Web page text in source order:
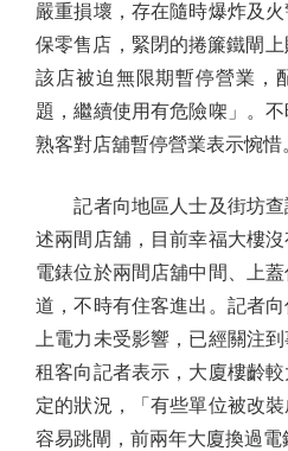
嚴重損壞，存在隨時爆炸及
保零售店，緊閉的捲簾鐵閘
該店被迫無限期暫停營業，
題，繼續使用有危險㗎」。
熟客對店舖暫停營業表示惋惜
記者向地區人士及街坊查
述兩間店舖，目前幸福大樓
電錶位於兩間店舖中間、上
道，不時有住客進出。記者
上電力未受影響，已經關注
租客向記者表示，大廈樓齡
定的狀況，「有些單位被改
容易跳閘，前兩年大廈換過電